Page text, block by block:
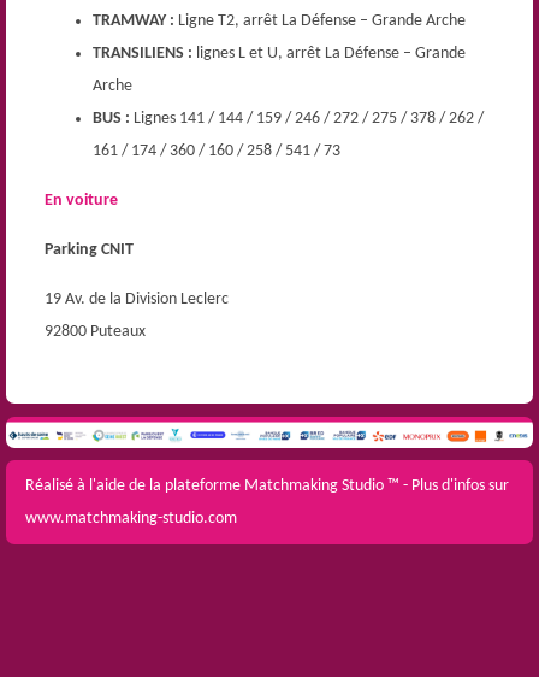
TRAMWAY : Ligne T2, arrêt La Défense – Grande Arche
TRANSILIENS : lignes L et U, arrêt La Défense – Grande
Arche
BUS : Lignes 141 / 144 / 159 / 246 / 272 / 275 / 378 / 262 /
161 / 174 / 360 / 160 / 258 / 541 / 73
En voiture
Parking CNIT
19 Av. de la Division Leclerc
92800 Puteaux
Réalisé à l'aide de la plateforme Matchmaking Studio ™ - Plus d'infos sur
www.matchmaking-studio.com